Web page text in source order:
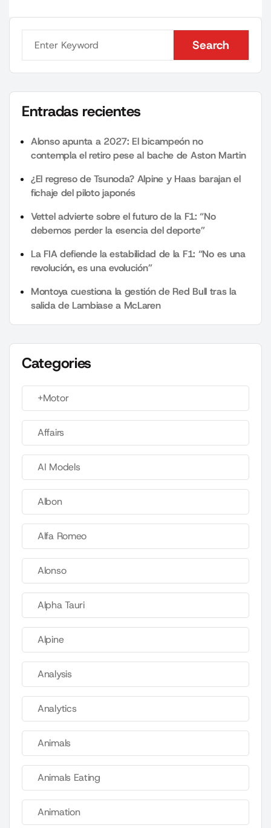
Search
Search
Entradas recientes
Alonso apunta a 2027: El bicampeón no
contempla el retiro pese al bache de Aston Martin
¿El regreso de Tsunoda? Alpine y Haas barajan el
fichaje del piloto japonés
Vettel advierte sobre el futuro de la F1: “No
debemos perder la esencia del deporte”
La FIA defiende la estabilidad de la F1: “No es una
revolución, es una evolución”
Montoya cuestiona la gestión de Red Bull tras la
salida de Lambiase a McLaren
Categories
+Motor
Affairs
AI Models
Albon
Alfa Romeo
Alonso
Alpha Tauri
Alpine
Analysis
Analytics
Animals
Animals Eating
Animation